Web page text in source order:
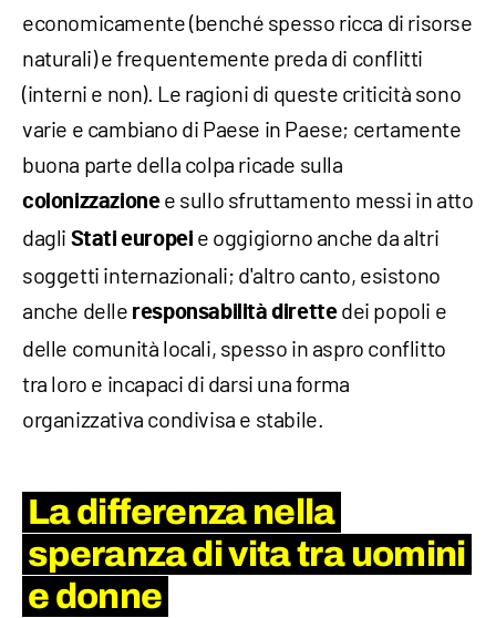
economicamente (benché spesso ricca di risorse
naturali) e frequentemente preda di conflitti
(interni e non). Le ragioni di queste criticità sono
varie e cambiano di Paese in Paese; certamente
buona parte della colpa ricade sulla
colonizzazionee sullo sfruttamento messi in atto
dagli Stati europei e oggigiorno anche da altri
soggetti internazionali; d'altro canto, esistono
anche delle responsabilità direttedei popoli e
delle comunità locali, spesso in aspro conflitto
tra loro e incapaci di darsi una forma
organizzativa condivisa e stabile.
La differenza nella
speranza di vita tra uomini
e donne